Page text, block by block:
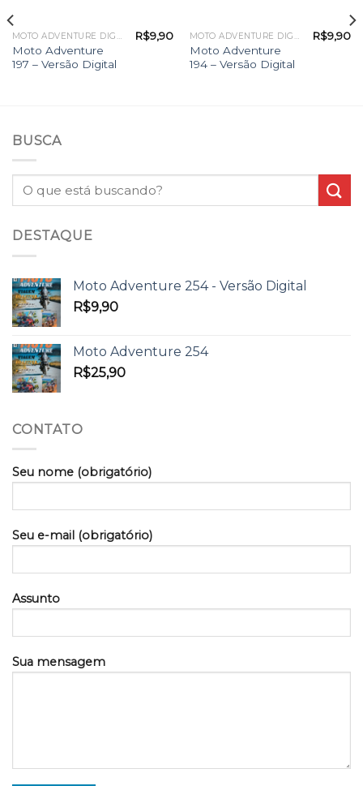
MOTO ADVENTURE DIGITAL
Moto Adventure
197 – Versão Digital
R$9,90 MOTO ADVENTURE DIGITAL
Moto Adventure
194 – Versão Digital
R$9,90
BUSCA
DESTAQUE
Moto Adventure 254 - Versão Digital
R$9,90
Moto Adventure 254
R$25,90
CONTATO
Seu nome (obrigatório)
Seu e-mail (obrigatório)
Assunto
Sua mensagem